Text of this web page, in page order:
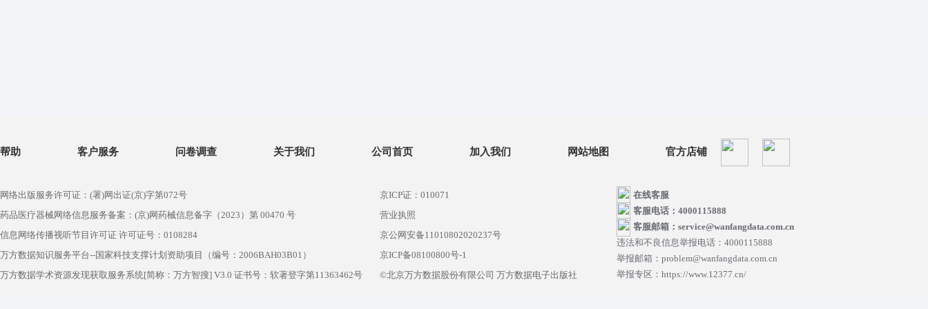
帮助 客户服务 问卷调查 关于我们 公司首页 加入我们 网站地图 官方店铺
网络出版服务许可证：(署)网出证(京)字第072号
药品医疗器械网络信息服务备案：(京)网药械信息备字（2023）第 00470 号
信息网络传播视听节目许可证 许可证号：0108284
万方数据知识服务平台--国家科技支撑计划资助项目（编号：2006BAH03B01）
万方数据学术资源发现获取服务系统[简称：万方智搜] V3.0 证书号：软著登字第11363462号
京ICP证：010071
营业执照
京公网安备11010802020237号
京ICP备08100800号-1
©北京万方数据股份有限公司 万方数据电子出版社
在线客服
客服电话：4000115888
客服邮箱：service@wanfangdata.com.cn
违法和不良信息举报电话：4000115888
举报邮箱：problem@wanfangdata.com.cn
举报专区：https://www.12377.cn/